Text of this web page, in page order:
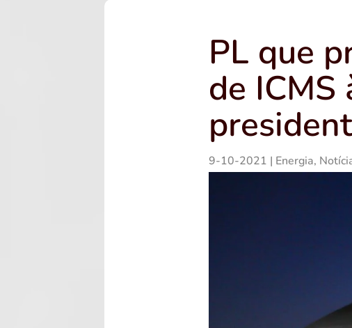
PL que
de ICMS
9-10-2021 | Energia,